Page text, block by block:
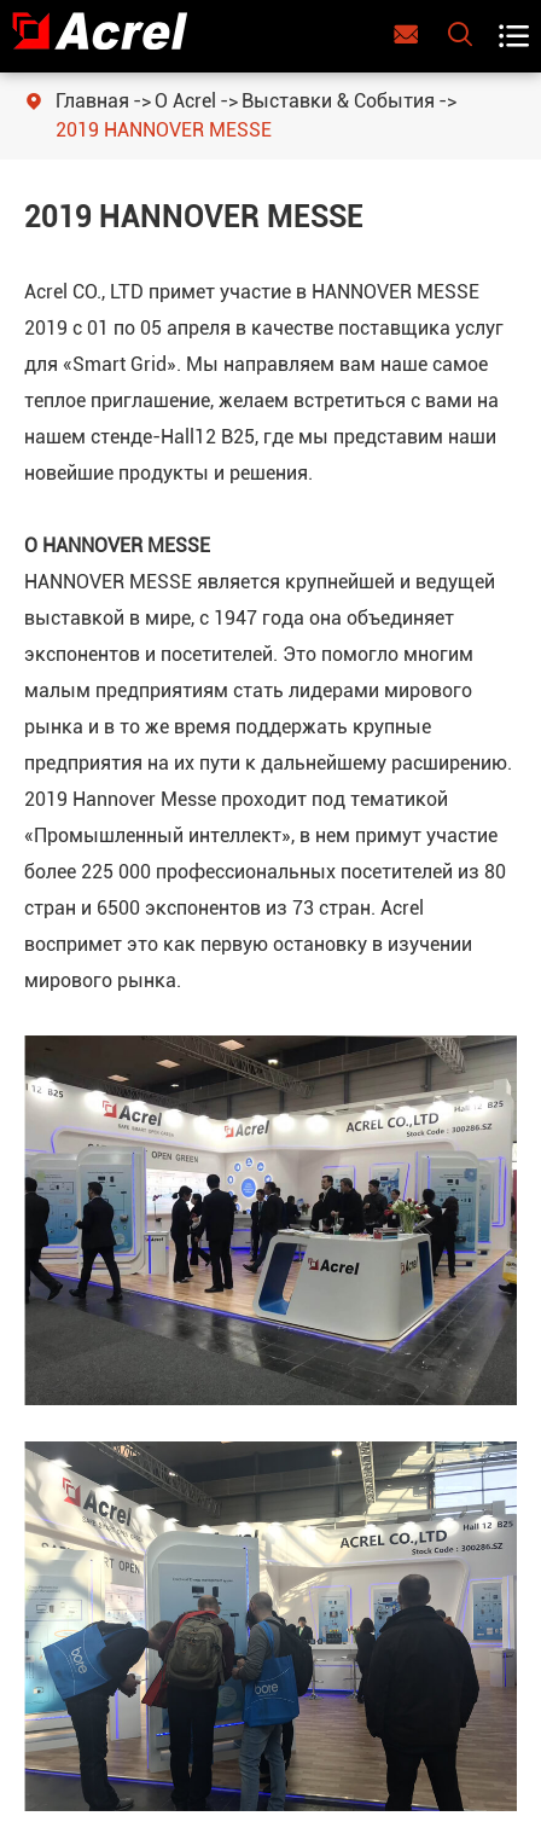
  
 Главная О Acrel
Выставки & События
2019 HANNOVER MESSE
2019 HANNOVER MESSE
Acrel CO., LTD примет участие в HANNOVER MESSE
2019 с 01 по 05 апреля в качестве поставщика услуг
для «Smart Grid». Мы направляем вам наше самое
теплое приглашение, желаем встретиться с вами на
нашем стенде-Hall12 B25, где мы представим наши
новейшие продукты и решения.
О HANNOVER MESSE
HANNOVER MESSE является крупнейшей и ведущей
выставкой в мире, с 1947 года она объединяет
экспонентов и посетителей. Это помогло многим
малым предприятиям стать лидерами мирового
рынка и в то же время поддержать крупные
предприятия на их пути к дальнейшему расширению.
2019 Hannover Messe проходит под тематикой
«Промышленный интеллект», в нем примут участие
более 225 000 профессиональных посетителей из 80
стран и 6500 экспонентов из 73 стран. Acrel
воспримет это как первую остановку в изучении
мирового рынка.